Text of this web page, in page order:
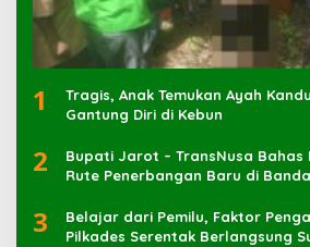
1
Tragis, Anak Temukan Ayah
Gantung Diri di Kebun
2
Bupati Jarot – TransNusa Bahas
Rute Penerbangan Baru di
3
Belajar dari Pemilu, Faktor
Pilkades Serentak Berlangsung